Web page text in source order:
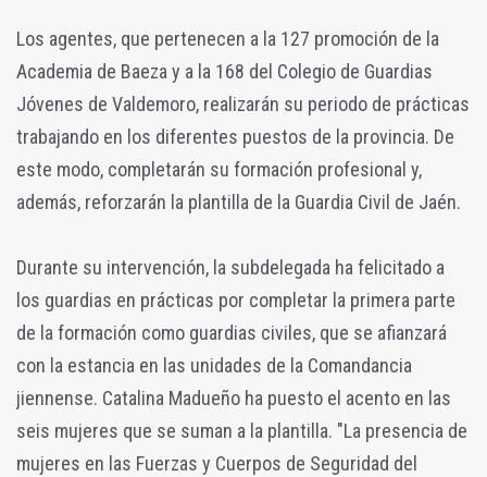
Los agentes, que pertenecen a la 127 promoción de la
Academia de Baeza y a la 168 del Colegio de Guardias
Jóvenes de Valdemoro, realizarán su periodo de prácticas
trabajando en los diferentes puestos de la provincia. De
este modo, completarán su formación profesional y,
además, reforzarán la plantilla de la Guardia Civil de Jaén.
Durante su intervención, la subdelegada ha felicitado a
los guardias en prácticas por completar la primera parte
de la formación como guardias civiles, que se afianzará
con la estancia en las unidades de la Comandancia
jiennense. Catalina Madueño ha puesto el acento en las
seis mujeres que se suman a la plantilla. "La presencia de
mujeres en las Fuerzas y Cuerpos de Seguridad del